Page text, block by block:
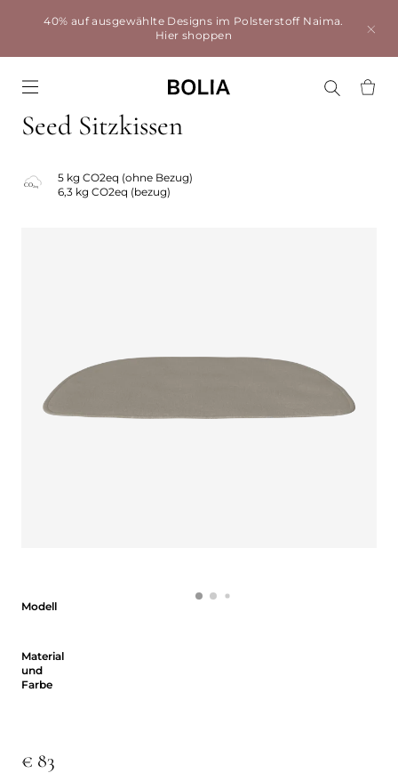
40% auf ausgewählte Designs im Polsterstoff Naima.
Hier shoppen
Seed Sitzkissen
5 kg CO2eq (ohne Bezug)
6,3 kg CO2eq (bezug)
Modell
Material
und
Farbe
€ 83